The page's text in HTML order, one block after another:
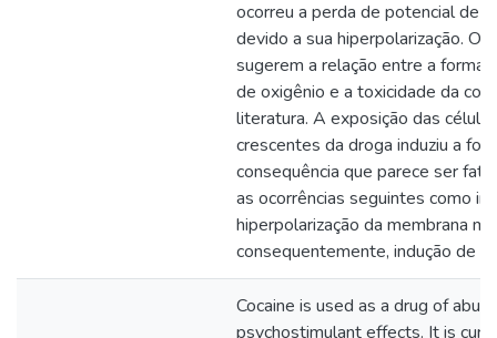
ocorreu a perda de potencial de
devido a sua hiperpolarização.
sugerem a relação entre a
de oxigênio e a toxicidade da
literatura. A exposição das
crescentes da droga induziu a
consequência que parece ser
as ocorrências seguintes como
hiperpolarização da membrana
consequentemente, indução de
Cocaine is used as a drug of
psychostimulant effects. It is